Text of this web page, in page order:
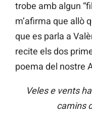
trobe amb algun
m’afirma que allò
que es parla a
recite els dos
poema del nostre
Veles e vents
camins